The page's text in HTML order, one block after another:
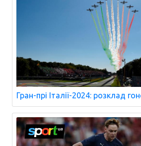
Гран-прі Італії-2024: розклад